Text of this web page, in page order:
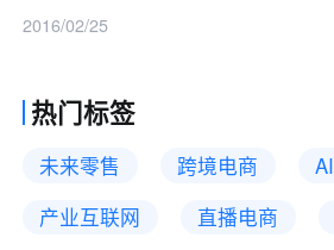
2016/02/25
热门标签
未来零售 跨境电商 AI
产业互联网
直播电商